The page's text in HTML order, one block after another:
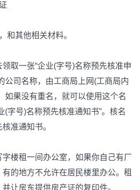
其他相关材料。
一张“企业(字号)名称预先核准申
公司名称，由工商局上网(工商局内
如果没有重名，就可以使用这个名
(字号)名称预先核准通知书”。核名
准通知书。
租一间办公室，如果你自己有厂
的地方不允许在居民楼里办公。租
让房东提供房产证的复印件。